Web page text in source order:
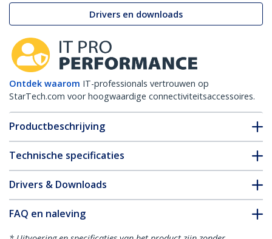
Drivers en downloads
Ontdek waarom IT-professionals vertrouwen op
StarTech.com voor hoogwaardige connectiviteitsaccessoires.
Productbeschrijving
Technische specificaties
Drivers & Downloads
FAQ en naleving